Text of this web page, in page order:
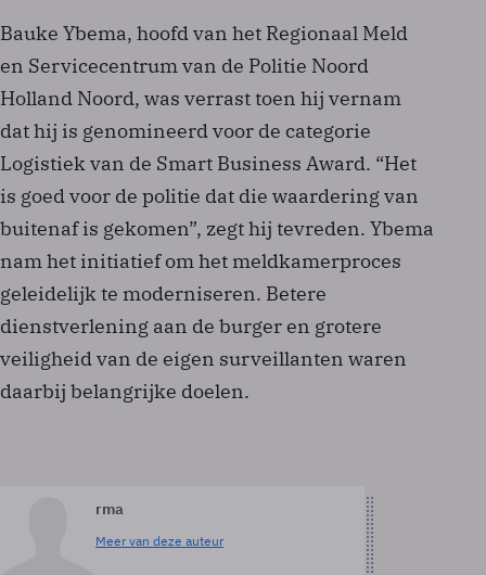
Bauke Ybema, hoofd van het Regionaal Meld
en Servicecentrum van de Politie Noord
Holland Noord, was verrast toen hij vernam
dat hij is genomineerd voor de categorie
Logistiek van de Smart Business Award. “Het
is goed voor de politie dat die waardering van
buitenaf is gekomen”, zegt hij tevreden. Ybema
nam het initiatief om het meldkamerproces
geleidelijk te moderniseren. Betere
dienstverlening aan de burger en grotere
veiligheid van de eigen surveillanten waren
daarbij belangrijke doelen.
rma
Meer van deze auteur